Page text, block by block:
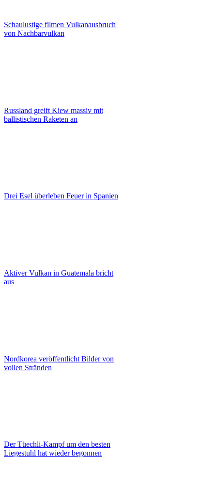
Schaulustige filmen Vulkanausbruch
von Nachbarvulkan
Russland greift Kiew massiv mit
ballistischen Raketen an
Drei Esel überleben Feuer in Spanien
Aktiver Vulkan in Guatemala bricht
aus
Nordkorea veröffentlicht Bilder von
vollen Stränden
Der Tüechli-Kampf um den besten
Liegestuhl hat wieder begonnen